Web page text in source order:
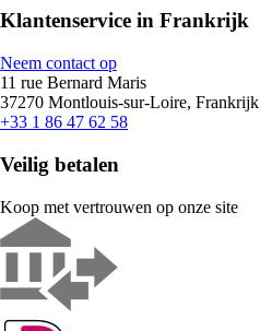
Klantenservice in Frankrijk
Neem contact op
11 rue Bernard Maris
37270 Montlouis-sur-Loire, Frankrijk
+33 1 86 47 62 58
Veilig betalen
Koop met vertrouwen op onze site